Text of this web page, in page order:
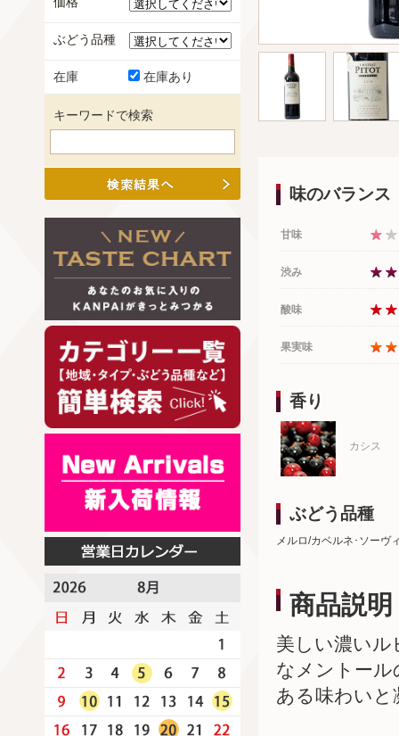
味のバランス
甘味
渋み
酸味
果実味
香り
カシス
ぶどう品種
メルロ/カベルネ･ソーヴ
商品説明
美しい濃い
なメントー
ある味わい
ぶどう品種
在庫 在庫あり
キーワードで検索